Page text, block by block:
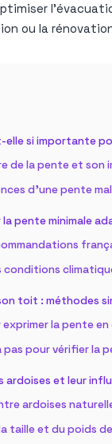
ou la
elle si importante
de la pente et son
d’une pente
pente minimale
conditions
toit : méthodes
exprimer la pente
pas pour vérifier la
ardoises et leur
ardoises
taille et du poids